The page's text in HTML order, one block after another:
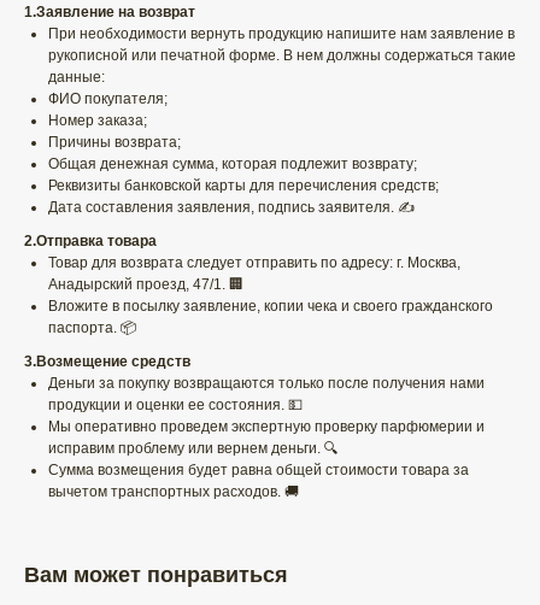
1.Заявление на возврат
При необходимости вернуть продукцию напишите нам заявление в
рукописной или печатной форме. В нем должны содержаться такие
данные:
ФИО покупателя;
Номер заказа;
Причины возврата;
Общая денежная сумма, которая подлежит возврату;
Реквизиты банковской карты для перечисления средств;
Дата составления заявления, подпись заявителя. ✍️
2.Отправка товара
Товар для возврата следует отправить по адресу: г. Москва,
Анадырский проезд, 47/1. 🏢
Вложите в посылку заявление, копии чека и своего гражданского
паспорта. 📦
3.Возмещение средств
Деньги за покупку возвращаются только после получения нами
продукции и оценки ее состояния. 💵
Мы оперативно проведем экспертную проверку парфюмерии и
исправим проблему или вернем деньги. 🔍
Сумма возмещения будет равна общей стоимости товара за
вычетом транспортных расходов. 🚚
Вам может понравиться